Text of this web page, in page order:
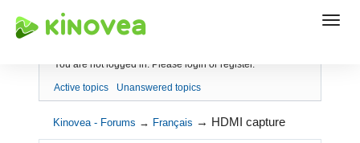
Index
You are not logged in. Please login or register.
Active topics Unanswered topics
Kinovea - Forums → Français → HDMI capture